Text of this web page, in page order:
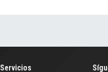
Servicios